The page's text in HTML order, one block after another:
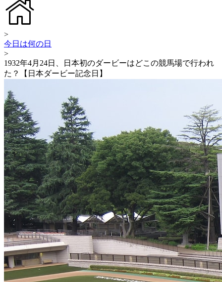
>
今日は何の日
>
1932年4月24日、日本初のダービーはどこの競馬場で行われ
た？【日本ダービー記念日】